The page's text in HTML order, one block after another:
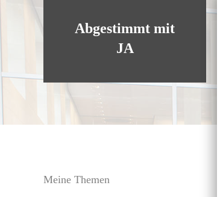
Abgestimmt mit
JA
Meine Themen